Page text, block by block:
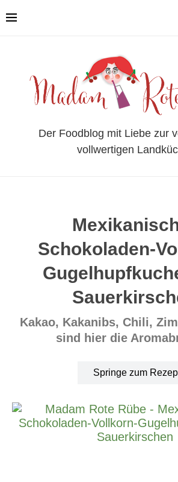
Der Foodblog mit Liebe zur
vollwertigen
Schokoladen-
Kakao, Kakanibs, Chili,
sind hier die
Springe zum